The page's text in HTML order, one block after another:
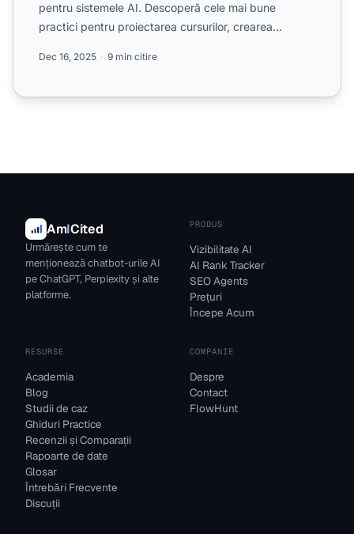
pentru sistemele AI. Descoperă cele mai bune
practici pentru proiectarea cursurilor, crearea
Dec 16, 2025 9 min citire
AmICited
Urmărește cum te
menționează chatbot-urile AI
pe ChatGPT, Perplexity și alte
platforme.
PRODUS
Vizibilitate AI
AI Rank Tracker
SEO Agents
Prețuri
Începe Acum
RESURSE
Academia
Blog
Studii de caz
Ghiduri Practice
Recenzii și Comparații
Rapoarte de date
Glosar
Întrebări Frecvente
Discuții
COMPANIE
Despre
Contact
FlowHunt